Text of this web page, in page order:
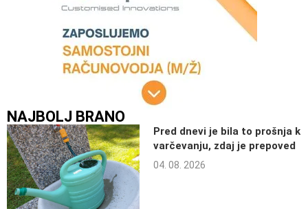
NAJBOLJ BRANO
Pred dnevi je bila to prošnja k
varčevanju, zdaj je prepoved
04. 08. 2026